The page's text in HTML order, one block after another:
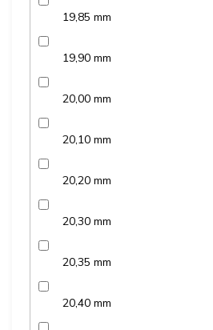
19,85 mm
19,90 mm
20,00 mm
20,10 mm
20,20 mm
20,30 mm
20,35 mm
20,40 mm